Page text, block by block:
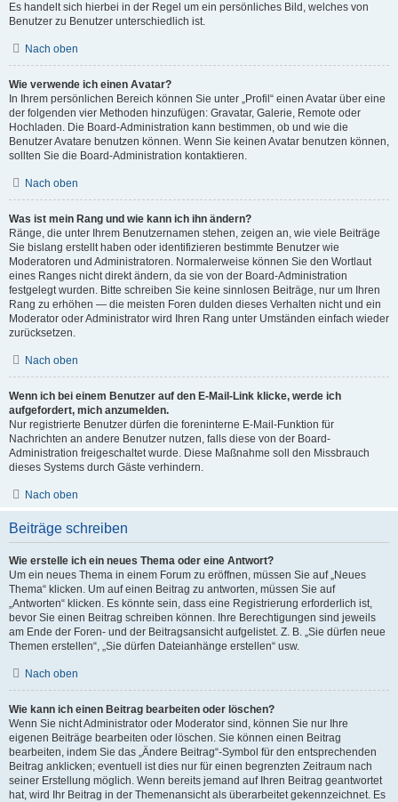
Es handelt sich hierbei in der Regel um ein persönliches Bild, welches von
Benutzer zu Benutzer unterschiedlich ist.
Nach oben
Wie verwende ich einen Avatar?
In Ihrem persönlichen Bereich können Sie unter „Profil“ einen Avatar über eine
der folgenden vier Methoden hinzufügen: Gravatar, Galerie, Remote oder
Hochladen. Die Board-Administration kann bestimmen, ob und wie die
Benutzer Avatare benutzen können. Wenn Sie keinen Avatar benutzen können,
sollten Sie die Board-Administration kontaktieren.
Nach oben
Was ist mein Rang und wie kann ich ihn ändern?
Ränge, die unter Ihrem Benutzernamen stehen, zeigen an, wie viele Beiträge
Sie bislang erstellt haben oder identifizieren bestimmte Benutzer wie
Moderatoren und Administratoren. Normalerweise können Sie den Wortlaut
eines Ranges nicht direkt ändern, da sie von der Board-Administration
festgelegt wurden. Bitte schreiben Sie keine sinnlosen Beiträge, nur um Ihren
Rang zu erhöhen — die meisten Foren dulden dieses Verhalten nicht und ein
Moderator oder Administrator wird Ihren Rang unter Umständen einfach wieder
zurücksetzen.
Nach oben
Wenn ich bei einem Benutzer auf den E-Mail-Link klicke, werde ich
aufgefordert, mich anzumelden.
Nur registrierte Benutzer dürfen die foreninterne E-Mail-Funktion für
Nachrichten an andere Benutzer nutzen, falls diese von der Board-
Administration freigeschaltet wurde. Diese Maßnahme soll den Missbrauch
dieses Systems durch Gäste verhindern.
Nach oben
Beiträge schreiben
Wie erstelle ich ein neues Thema oder eine Antwort?
Um ein neues Thema in einem Forum zu eröffnen, müssen Sie auf „Neues
Thema“ klicken. Um auf einen Beitrag zu antworten, müssen Sie auf
„Antworten“ klicken. Es könnte sein, dass eine Registrierung erforderlich ist,
bevor Sie einen Beitrag schreiben können. Ihre Berechtigungen sind jeweils
am Ende der Foren- und der Beitragsansicht aufgelistet. Z. B. „Sie dürfen neue
Themen erstellen“, „Sie dürfen Dateianhänge erstellen“ usw.
Nach oben
Wie kann ich einen Beitrag bearbeiten oder löschen?
Wenn Sie nicht Administrator oder Moderator sind, können Sie nur Ihre
eigenen Beiträge bearbeiten oder löschen. Sie können einen Beitrag
bearbeiten, indem Sie das „Ändere Beitrag“-Symbol für den entsprechenden
Beitrag anklicken; eventuell ist dies nur für einen begrenzten Zeitraum nach
seiner Erstellung möglich. Wenn bereits jemand auf Ihren Beitrag geantwortet
hat, wird Ihr Beitrag in der Themenansicht als überarbeitet gekennzeichnet. Es